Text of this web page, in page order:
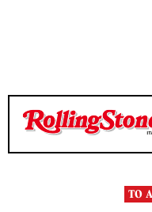
TEMPO DI LETTURA 8
TEMPO DI LETTURA 8
TO